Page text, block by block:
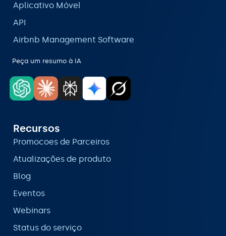
Aplicativo Móvel
API
Airbnb Management Software
Peça um resumo à IA
Recursos
Promocoes de Parceiros
Atualizações de produto
Blog
Eventos
Webinars
Status do serviço